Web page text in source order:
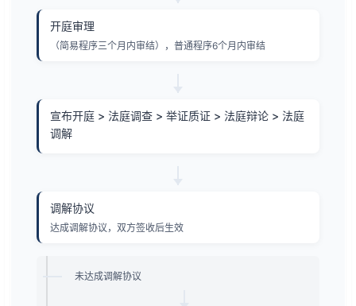
开庭审理
（简易程序三个月内审结），普通程序6个月内审结
宣布开庭 > 法庭调查 > 举证质证 > 法庭辩论 > 法庭
调解
调解协议
达成调解协议，双方签收后生效
未达成调解协议